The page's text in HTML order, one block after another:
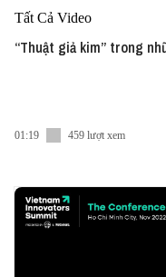
Tất Cả Video
“Thuật giả kim” trong
01:19 459 lượt xem